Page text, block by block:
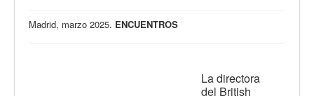
Madrid, marzo 2025. ENCUENTROS
La directora
del British